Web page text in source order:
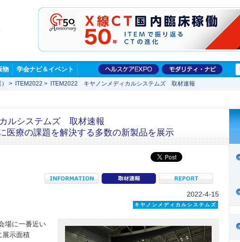
物 学会ナビ＆イベント
> ITEM2022 > ITEM2022 キヤノンメディカルシステムズ 取材速報
ルシステムズ 取材速報
医療の課題を解決する多数の新製品を展示
INFORMATION coverage REPORT
2022-4-15
キヤノンメディカルシステムズ
場に一番近い
展示面積